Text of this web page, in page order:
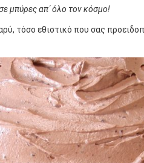
μπύρες απ΄ όλο τον κόσμο!
τόσο εθιστικό που σας